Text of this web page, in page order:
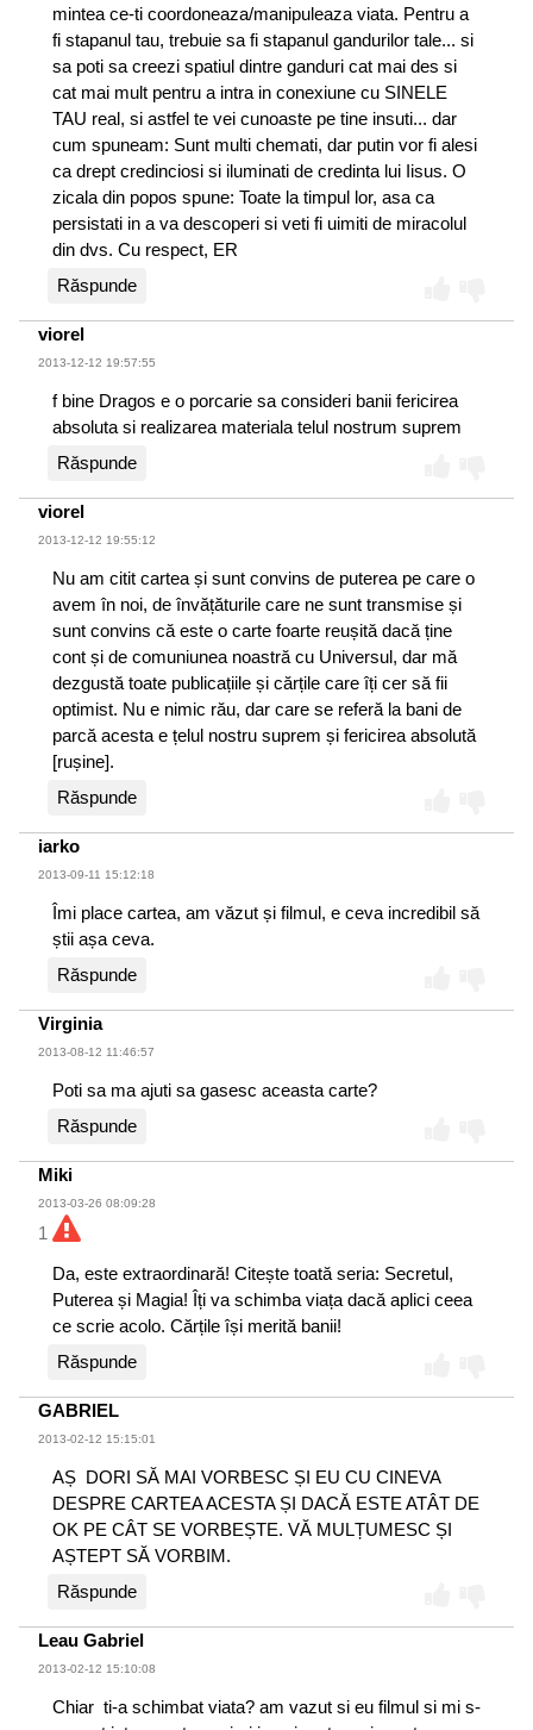
mintea ce-ti coordoneaza/manipuleaza viata. Pentru a
fi stapanul tau, trebuie sa fi stapanul gandurilor tale... si
sa poti sa creezi spatiul dintre ganduri cat mai des si
cat mai mult pentru a intra in conexiune cu SINELE
TAU real, si astfel te vei cunoaste pe tine insuti... dar
cum spuneam: Sunt multi chemati, dar putin vor fi alesi
ca drept credinciosi si iluminati de credinta lui Iisus. O
zicala din popos spune: Toate la timpul lor, asa ca
persistati in a va descoperi si veti fi uimiti de miracolul
din dvs. Cu respect, ER
Răspunde
viorel
2013-12-12 19:57:55
f bine Dragos e o porcarie sa consideri banii fericirea
absoluta si realizarea materiala telul nostrum suprem
Răspunde
viorel
2013-12-12 19:55:12
Nu am citit cartea și sunt convins de puterea pe care o
avem în noi, de învățăturile care ne sunt transmise și
sunt convins că este o carte foarte reușită dacă ține
cont și de comuniunea noastră cu Universul, dar mă
dezgustă toate publicațiile și cărțile care îți cer să fii
optimist. Nu e nimic rău, dar care se referă la bani de
parcă acesta e țelul nostru suprem și fericirea absolută
[rușine].
Răspunde
iarko
2013-09-11 15:12:18
Îmi place cartea, am văzut și filmul, e ceva incredibil să
știi așa ceva.
Răspunde
Virginia
2013-08-12 11:46:57
Poti sa ma ajuti sa gasesc aceasta carte?
Răspunde
Miki
2013-03-26 08:09:28
1
Da, este extraordinară! Citește toată seria: Secretul,
Puterea și Magia! Îți va schimba viața dacă aplici ceea
ce scrie acolo. Cărțile își merită banii!
Răspunde
GABRIEL
2013-02-12 15:15:01
AȘ DORI SĂ MAI VORBESC ȘI EU CU CINEVA
DESPRE CARTEA ACESTA ȘI DACĂ ESTE ATÂT DE
OK PE CÂT SE VORBEȘTE. VĂ MULȚUMESC ȘI
AȘTEPT SĂ VORBIM.
Răspunde
Leau Gabriel
2013-02-12 15:10:08
Chiar ti-a schimbat viata? am vazut si eu filmul si mi s-